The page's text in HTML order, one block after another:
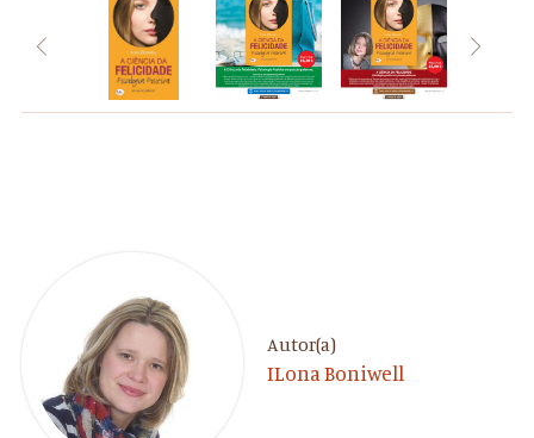
Autor(a)
ILona Boniwell